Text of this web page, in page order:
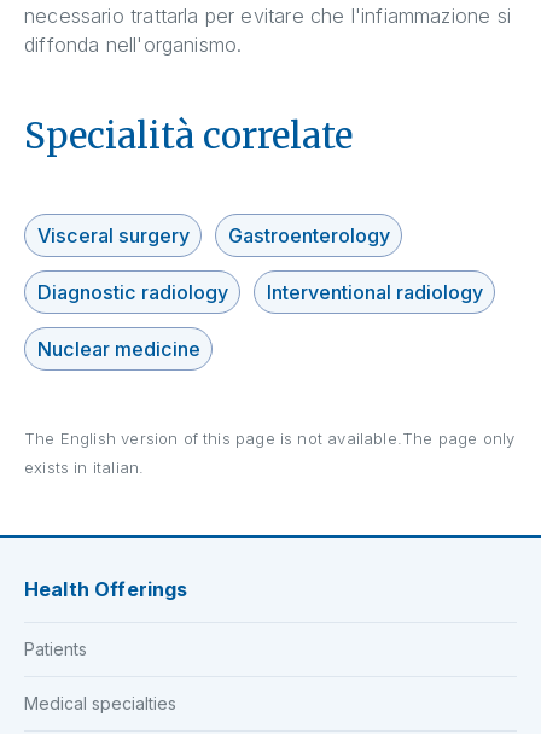
necessario trattarla per evitare che l'infiammazione si
diffonda nell'organismo.
Specialità correlate
Visceral surgery Gastroenterology
Diagnostic radiology Interventional radiology
Nuclear medicine
The English version of this page is not available.The page only
exists in italian.
Health Offerings
Patients
Medical specialties